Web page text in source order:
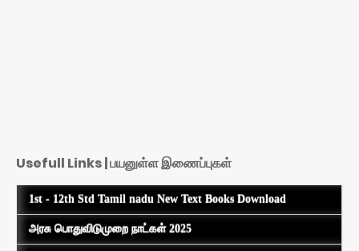
Usefull Links | பயனுள்ள இணைப்புகள்
1st - 12th Std Tamil nadu New Text Books Download
அரசு பொதுவிடுமுறை நாட்கள் 2025